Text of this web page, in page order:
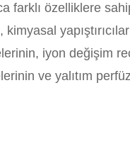
farklı özelliklere
iyon değişim
ve yalıtım